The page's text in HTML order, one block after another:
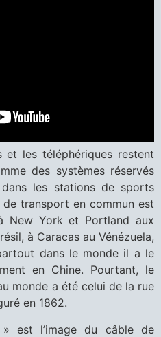
et les téléphériques restent
des systèmes réservés
les stations de sports
de transport en commun est
New York et Portland aux
à Caracas au Vénézuela,
dans le monde il a le
en Chine. Pourtant, le
monde a été celui de la rue
en 1862.
est l’image du câble de